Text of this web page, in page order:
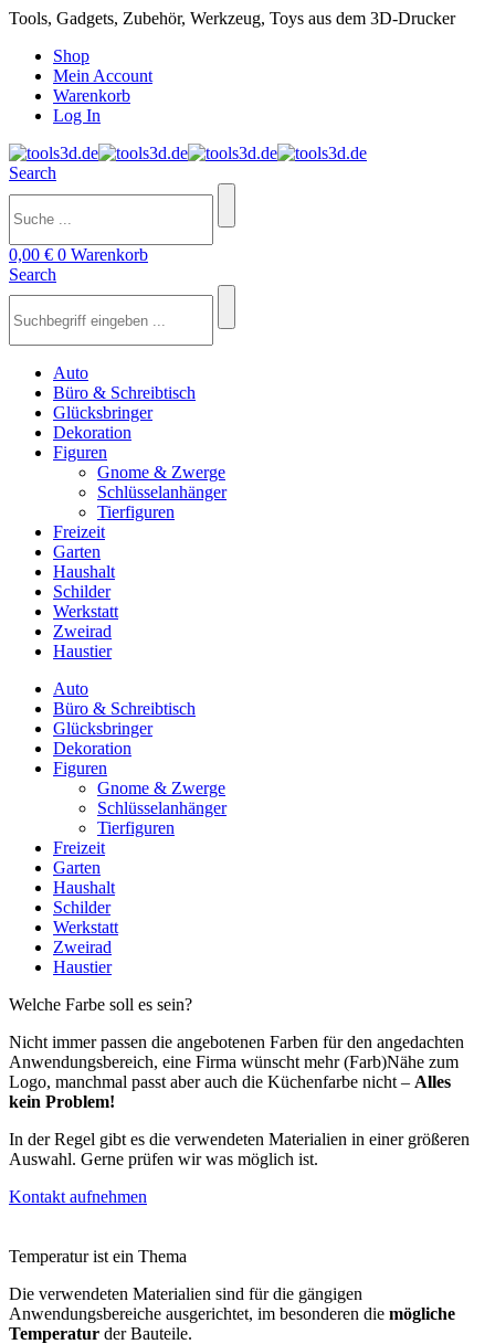
Tools, Gadgets, Zubehör, Werkzeug, Toys aus dem 3D-Drucker
Shop
Mein Account
Warenkorb
Log In
Search
0,00 € 0 Warenkorb
Search
Auto
Büro & Schreibtisch
Glücksbringer
Dekoration
Figuren
Gnome & Zwerge
Schlüsselanhänger
Tierfiguren
Freizeit
Garten
Haushalt
Schilder
Werkstatt
Zweirad
Haustier
Auto
Büro & Schreibtisch
Glücksbringer
Dekoration
Figuren
Gnome & Zwerge
Schlüsselanhänger
Tierfiguren
Freizeit
Garten
Haushalt
Schilder
Werkstatt
Zweirad
Haustier
Welche Farbe soll es sein?
Nicht immer passen die angebotenen Farben für den angedachten
Anwendungsbereich, eine Firma wünscht mehr (Farb)Nähe zum
Logo, manchmal passt aber auch die Küchenfarbe nicht – Alles
kein Problem!
In der Regel gibt es die verwendeten Materialien in einer größeren
Auswahl. Gerne prüfen wir was möglich ist.
Kontakt aufnehmen
Temperatur ist ein Thema
Die verwendeten Materialien sind für die gängigen
Anwendungsbereiche ausgerichtet, im besonderen die mögliche
Temperatur der Bauteile.